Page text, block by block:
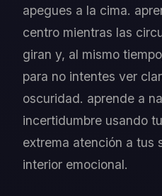
apegues a la cima.
centro mientras las
giran y, al mismo
para no intentes ver
oscuridad. aprende a
incertidumbre usando
extrema atención a tus
interior emocional.